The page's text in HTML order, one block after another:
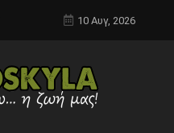
10 Αυγ, 2026